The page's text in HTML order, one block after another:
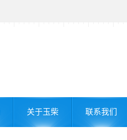
关于玉柴 联系我们